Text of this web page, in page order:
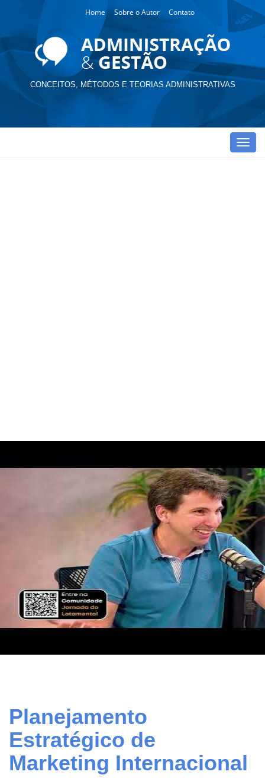
Home Sobre o Autor Contato
CONCEITOS, MÉTODOS E TEORIAS ADMINISTRATIVAS
Planejamento
Estratégico de
Marketing Internacional